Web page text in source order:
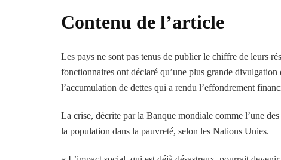
Contenu de l’article
Les pays ne sont pas tenus de publier le chiffre de leurs
fonctionnaires ont déclaré qu’une plus grande
l’accumulation de dettes qui a rendu l’effondrement
La crise, décrite par la Banque mondiale comme l’une
la population dans la pauvreté, selon les Nations Unies.